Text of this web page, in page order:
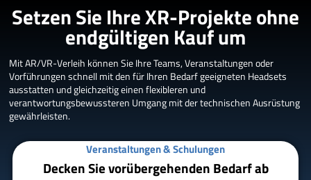
Setzen Sie Ihre XR-Projekte ohne
endgültigen Kauf um
Mit AR/VR-Verleih können Sie Ihre Teams, Veranstaltungen oder
Vorführungen schnell mit den für Ihren Bedarf geeigneten Headsets
ausstatten und gleichzeitig einen flexibleren und
verantwortungsbewussteren Umgang mit der technischen Ausrüstung
gewährleisten.
Veranstaltungen & Schulungen
Decken Sie vorübergehenden Bedarf ab